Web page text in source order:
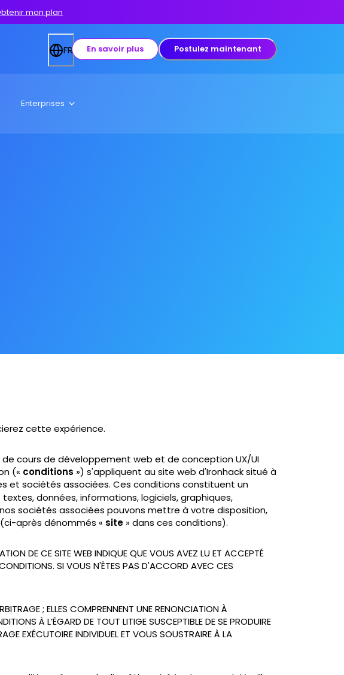
mon plan
FR En savoir plus Postulez maintenant
Enterprises
cette expérience.
cours de développement web et de conception UX/UI
(« conditions ») s'appliquent au site web d'Ironhack situé à
et sociétés associées. Ces conditions constituent un
données, informations, logiciels, graphiques,
sociétés associées pouvons mettre à votre disposition,
après dénommés « site » dans ces conditions).
DE CE SITE WEB INDIQUE QUE VOUS AVEZ LU ET ACCEPTÉ
SI VOUS N'ÊTES PAS D'ACCORD AVEC CES
; ELLES COMPRENNENT UNE RENONCIATION À
À L’ÉGARD DE TOUT LITIGE SUSCEPTIBLE DE SE PRODUIRE
EXÉCUTOIRE INDIVIDUEL ET VOUS SOUSTRAIRE À LA